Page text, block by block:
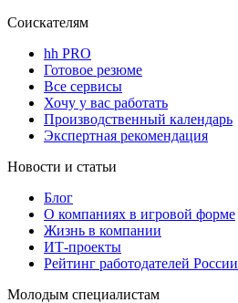
Соискателям
hh PRO
Готовое резюме
Все сервисы
Хочу у вас работать
Производственный календарь
Экспертная рекомендация
Новости и статьи
Блог
О компаниях в игровой форме
Жизнь в компании
ИТ-проекты
Рейтинг работодателей России
Молодым специалистам